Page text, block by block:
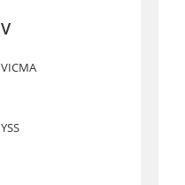
V
VICMA
YSS